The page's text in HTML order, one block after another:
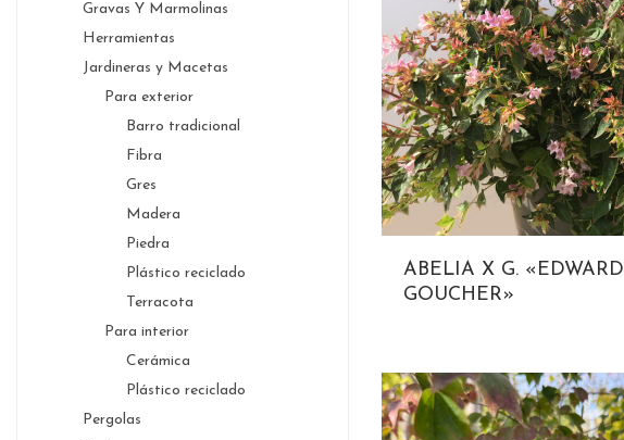
ABELIA X G. «EDWARD
GOUCHER»
Gravas Y Marmolinas
Herramientas
Jardineras y Macetas
Para exterior
Barro tradicional
Fibra
Gres
Madera
Piedra
Plástico reciclado
Terracota
Para interior
Cerámica
Plástico reciclado
Pergolas